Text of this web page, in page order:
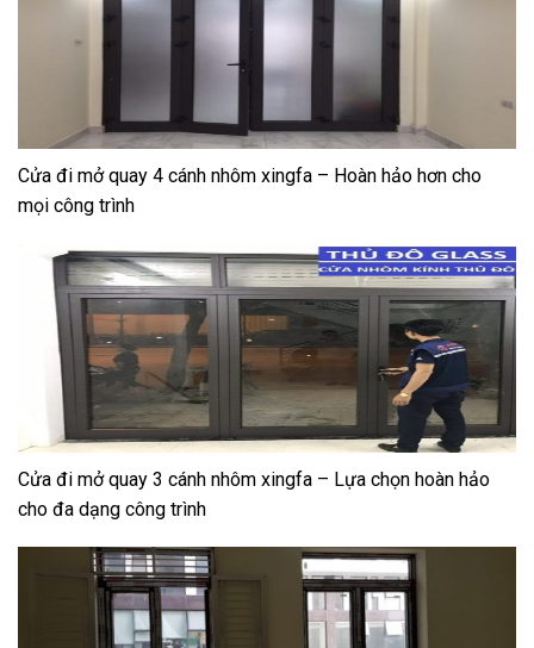
Cửa đi mở quay 4 cánh nhôm xingfa – Hoàn hảo hơn cho
mọi công trình
Cửa đi mở quay 3 cánh nhôm xingfa – Lựa chọn hoàn hảo
cho đa dạng công trình